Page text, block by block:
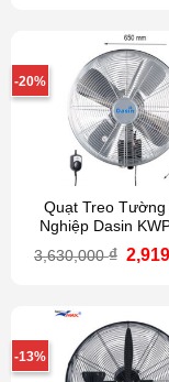
-20%
Quạt Treo Tường
Nghiệp Dasin
3,630,000₫ Giá
-13%